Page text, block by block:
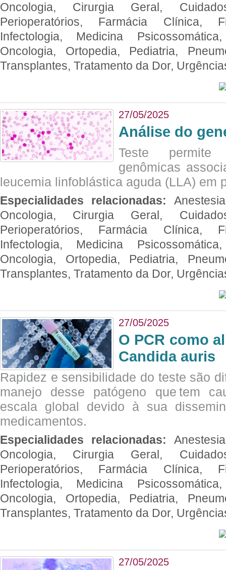
Oncologia, Cirurgia Geral,
Perioperatórios, Farmácia Clínica,
Infectologia, Medicina
Oncologia, Ortopedia, Pediatria,
Transplantes, Tratamento da Dor,
27/05/2025
Análise do
Teste permite
genômicas
leucemia linfoblástica aguda (LLA) em
Especialidades relacionadas:
Oncologia, Cirurgia Geral,
Perioperatórios, Farmácia Clínica,
Infectologia, Medicina
Oncologia, Ortopedia, Pediatria,
Transplantes, Tratamento da Dor,
27/05/2025
O PCR como
Candida auris
Rapidez e sensibilidade do teste são
manejo desse patógeno que tem
escala global devido à sua
medicamentos.
Especialidades relacionadas:
Oncologia, Cirurgia Geral,
Perioperatórios, Farmácia Clínica,
Infectologia, Medicina
Oncologia, Ortopedia, Pediatria,
Transplantes, Tratamento da Dor,
27/05/2025